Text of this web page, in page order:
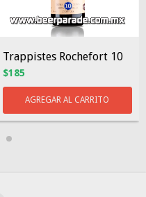
Trappistes Rochefort 10
$185